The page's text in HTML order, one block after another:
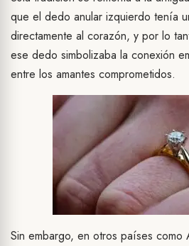
que el dedo anular izquierdo tenía
directamente al corazón, y por lo
ese dedo simbolizaba la conexión
entre los amantes comprometidos.
Sin embargo, en otros países como